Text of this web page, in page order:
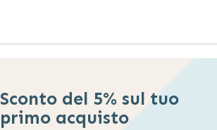
Sconto del 5% sul tuo
primo acquisto